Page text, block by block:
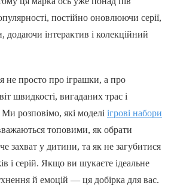
постійно оновлюючи серії,
додаючи інтерактив і колекційний
не просто про іграшки, а про
швидкості, вигаданих трас і
розповімо, які моделі ігрові набори
топовими, як обрати
захват у дитини, та як не загубитися
і серій. Якщо ви шукаєте ідеальне
й емоцій — ця добірка для вас.